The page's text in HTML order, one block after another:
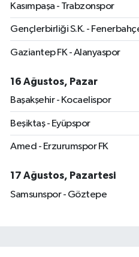
Kasımpaşa - Trabzonspor
Gençlerbirliği S.K. -
Gaziantep FK - Alanyaspor
16 Ağustos, Pazar
Başakşehir - Kocaelispor
Beşiktaş - Eyüpspor
Amed - Erzurumspor FK
17 Ağustos, Pazartesi
Samsunspor - Göztepe